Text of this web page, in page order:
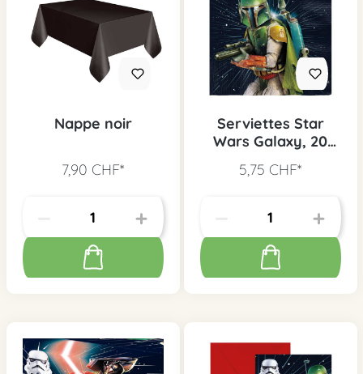
Nappe noir
7,90 CHF*
Serviettes Star
Wars Galaxy, 20
5,75 CHF*